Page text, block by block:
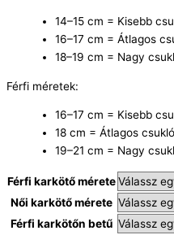
14–15 cm = Kisebb
16–17 cm = Átlagos
18–19 cm = Nagy
Férfi méretek:
16–17 cm = Kisebb
18 cm = Átlagos
19–21 cm = Nagy
Férfi karkötő mérete
Női karkötő mérete
Férfi karkötőn betű